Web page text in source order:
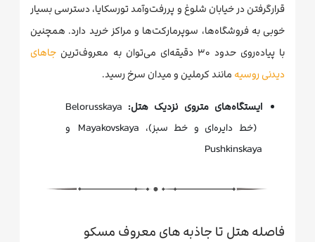
قرارگرفتن در خیابان شلوغ و پررفت‌وآمد تورسکایا، دسترسی بسیار
خوبی به فروشگاه‌ها، سوپرمارکت‌ها و مراکز خرید دارد. همچنین
با پیاده‌روی حدود ۳۰ دقیقه‌ای می‌توان به معروف‌ترین
جاهای
دیدنی روسیه مانند کرملین و میدان سرخ رسید.
ایستگاه‌های متروی نزدیک هتل: Belorusskaya
(خط دایره‌ای و خط سبز)، Mayakovskaya و
Pushkinskaya
فاصله هتل تا جاذبه های معروف مسکو